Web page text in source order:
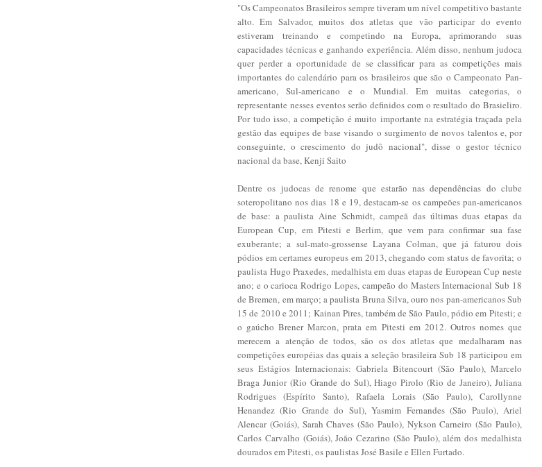
"Os Campeonatos Brasileiros sempre tiveram um nível competitivo bastante
alto. Em Salvador, muitos dos atletas que vão participar do evento
estiveram treinando e competindo na Europa, aprimorando suas
capacidades técnicas e ganhando experiência. Além disso, nenhum judoca
quer perder a oportunidade de se classificar para as competições mais
importantes do calendário para os brasileiros que são o Campeonato Pan-
americano, Sul-americano e o Mundial. Em muitas categorias, o
representante nesses eventos serão definidos com o resultado do Brasieliro.
Por tudo isso, a competição é muito importante na estratégia traçada pela
gestão das equipes de base visando o surgimento de novos talentos e, por
conseguinte, o crescimento do judô nacional", disse o gestor técnico
nacional da base, Kenji Saito
Dentre os judocas de renome que estarão nas dependências do clube
soteropolitano nos dias 18 e 19, destacam-se os campeões pan-americanos
de base: a paulista Aine Schmidt, campeã das últimas duas etapas da
European Cup, em Pitesti e Berlim, que vem para confirmar sua fase
exuberante; a sul-mato-grossense Layana Colman, que já faturou dois
pódios em certames europeus em 2013, chegando com status de favorita; o
paulista Hugo Praxedes, medalhista em duas etapas de European Cup neste
ano; e o carioca Rodrigo Lopes, campeão do Masters Internacional Sub 18
de Bremen, em março; a paulista Bruna Silva, ouro nos pan-americanos Sub
15 de 2010 e 2011; Kainan Pires, também de São Paulo, pódio em Pitesti; e
o gaúcho Brener Marcon, prata em Pitesti em 2012. Outros nomes que
merecem a atenção de todos, são os dos atletas que medalharam nas
competições européias das quais a seleção brasileira Sub 18 participou em
seus Estágios Internacionais: Gabriela Bitencourt (São Paulo), Marcelo
Braga Junior (Rio Grande do Sul), Hiago Pirolo (Rio de Janeiro), Juliana
Rodrigues (Espírito Santo), Rafaela Lorais (São Paulo), Carollynne
Henandez (Rio Grande do Sul), Yasmim Fernandes (São Paulo), Ariel
Alencar (Goiás), Sarah Chaves (São Paulo), Nykson Carneiro (São Paulo),
Carlos Carvalho (Goiás), João Cezarino (São Paulo), além dos medalhista
dourados em Pitesti, os paulistas José Basile e Ellen Furtado.